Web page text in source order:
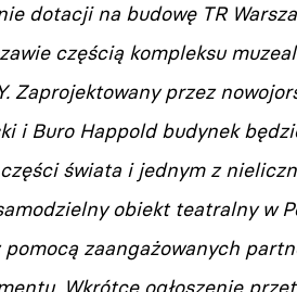
dotacji na budowę TR
częścią kompleksu
Zaprojektowany przez
i Buro Happold budynek
świata i jednym z
obiekt teatralny w
zaangażowanych